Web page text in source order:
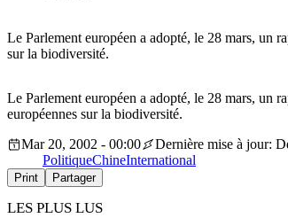
Le Parlement européen a adopté, le 28 mars, un
sur la biodiversité.
Le Parlement européen a adopté, le 28 mars, un
européennes sur la biodiversité.
Mar 20, 2002 - 00:00
Dernière mise à jour:
PolitiqueChineInternational
Print Partager
LES PLUS LUS